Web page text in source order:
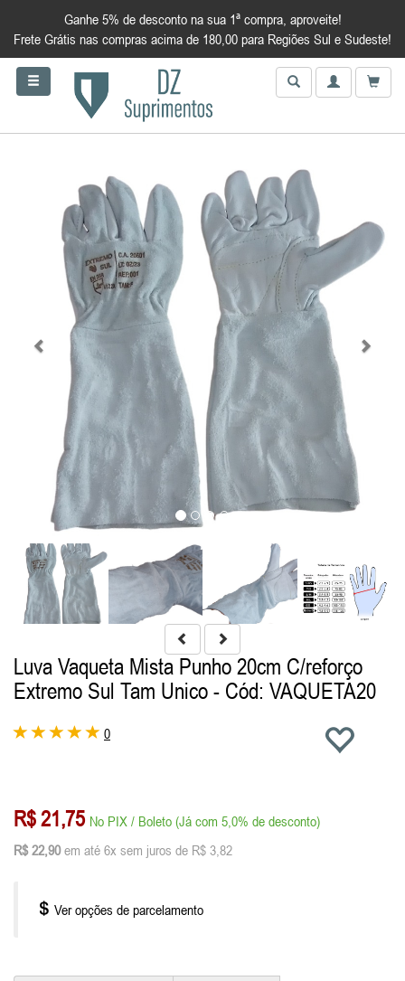
Ganhe 5% de desconto na sua 1ª compra, aproveite!
Frete Grátis nas compras acima de 180,00 para Regiões Sul e Sudeste!
Luva Vaqueta Mista Punho 20cm C/reforço
Extremo Sul Tam Unico - Cód: VAQUETA20
0
R$ 21,75 No PIX / Boleto (Já com 5,0% de desconto)
R$ 22,90 em até 6x sem juros de R$ 3,82
Ver opções de parcelamento